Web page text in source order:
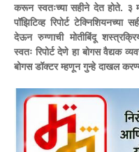
करून स्वतःच्या सहीने देत होते. ३
पॉझिटिव्ह रिपोर्ट
देऊन रुग्णाची मोतीबिंदू
स्वतः रिपोर्ट देणे हा बोगस वैद्यक
बोगस डॉक्टर म्हणून गुन्हे दाखल